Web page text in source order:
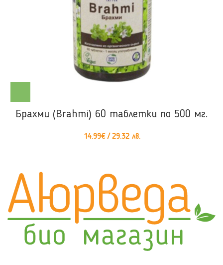
Брахми (Brahmi) 60 таблетки по 500 мг.
14.99€/ 29.32 лв.